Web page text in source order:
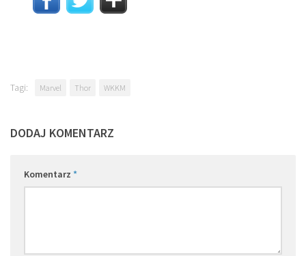
Tagi: Marvel Thor WKKM
DODAJ KOMENTARZ
Komentarz *